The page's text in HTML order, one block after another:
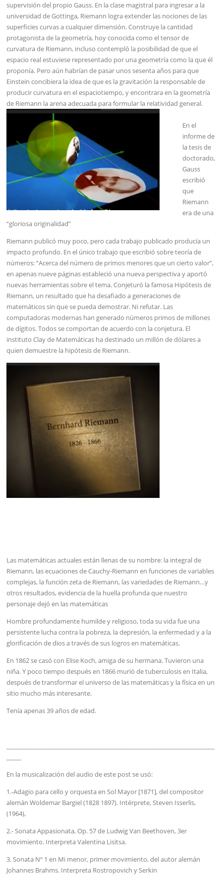
supervisión del propio Gauss. En la clase magistral para ingresar a la
universidad de Gottinga, Riemann logra extender las nociones de las
superficies curvas a cualquier dimensión. Construye la cantidad
protagonista de la geometría, hoy conocida como el tensor de
curvatura de Riemann, incluso contempló la posibilidad de que el
espacio real estuviese representado por una geometría como la que él
proponía. Pero aún habrían de pasar unos sesenta años para que
Einstein concibiera la idea de que es la gravitación la responsable de
producir curvatura en el espaciotiempo, y encontrara en la geometría
de Riemann la arena adecuada para formular la relatividad general.
En el
informe de
la tesis de
doctorado,
Gauss
escribió
que
Riemann
era de una
“gloriosa originalidad”
Riemann publicó muy poco, pero cada trabajo publicado producía un
impacto profundo. En el único trabajo que escribió sobre teoría de
números: “Acerca del número de primos menores que un cierto valor”,
en apenas nueve páginas estableció una nueva perspectiva y aportó
nuevas herramientas sobre el tema. Conjeturó la famosa Hipótesis de
Riemann, un resultado que ha desafiado a generaciones de
matemáticos sin que se pueda demostrar. Ni refutar. Las
computadoras modernas han generado números primos de millones
de dígitos. Todos se comportan de acuerdo con la conjetura. El
instituto Clay de Matemáticas ha destinado un millón de dólares a
quien demuestre la hipótesis de Riemann.
Las matemáticas actuales están llenas de su nombre: la integral de
Riemann, las ecuaciones de Cauchy-Riemann en funciones de variables
complejas, la función zeta de Riemann, las variedades de Riemann…y
otros resultados, evidencia de la huella profunda que nuestro
personaje dejó en las matemáticas
Hombre profundamente humilde y religioso, toda su vida fue una
persistente lucha contra la pobreza, la depresión, la enfermedad y a la
glorificación de dios a través de sus logros en matemáticas.
En 1862 se casó con Elise Koch, amiga de su hermana. Tuvieron una
niña. Y poco tiempo después en 1866 murió de tuberculosis en Italia,
después de transformar el universo de las matemáticas y la física en un
sitio mucho más interesante.
Tenía apenas 39 años de edad.
En la musicalización del audio de este post se usó:
1.-Adagio para cello y orquesta en Sol Mayor [1871], del compositor
alemán Woldemar Bargiel (1828 1897). Intérprete, Steven Isserlis,
(1964),
2.- Sonata Appasionata, Op. 57 de Ludwig Van Beethoven, 3er
movimiento. Interpreta Valentina Lisitsa.
3. Sonata Nº 1 en Mi menor, primer movimiento, del autor alemán
Johannes Brahms. Interpreta Rostropovich y Serkin